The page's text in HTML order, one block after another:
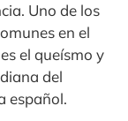
Uno de los
en el
el queísmo y
del
español.